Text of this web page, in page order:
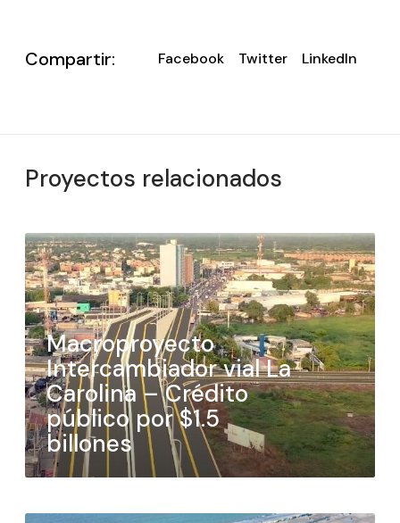
Compartir: Facebook Twitter LinkedIn
Proyectos relacionados
Macroproyecto
Intercambiador vial La
Carolina – Crédito
público por $1.5
billones